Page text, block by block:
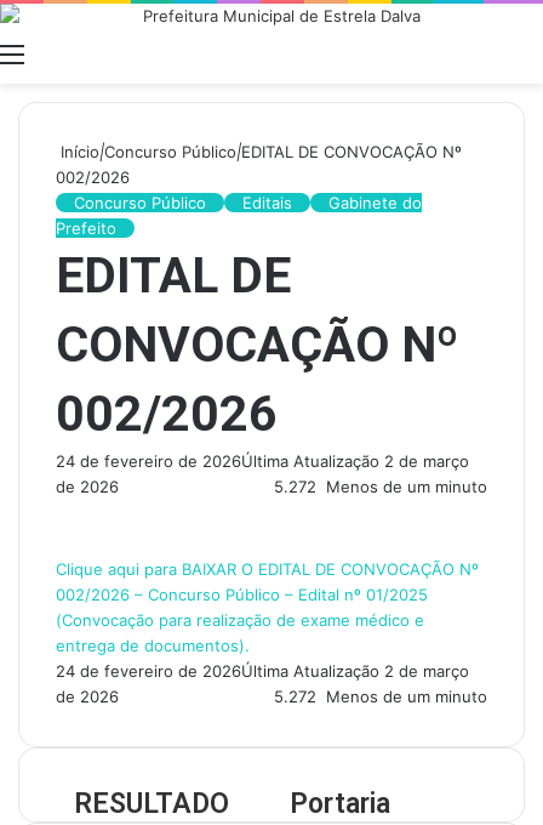
Início|Concurso Público|EDITAL DE CONVOCAÇÃO Nº
002/2026
Concurso Público
Editais
Gabinete do
Prefeito
EDITAL DE
CONVOCAÇÃO Nº
002/2026
24 de fevereiro de 2026Última Atualização 2 de março
de 2026
5.272 Menos de um minuto
Clique aqui para BAIXAR O EDITAL DE CONVOCAÇÃO Nº
002/2026 – Concurso Público – Edital nº 01/2025
(Convocação para realização de exame médico e
entrega de documentos).
24 de fevereiro de 2026Última Atualização 2 de março
de 2026
5.272 Menos de um minuto
RESULTADO
Portaria